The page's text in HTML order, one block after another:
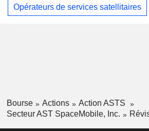
Opérateurs de services satellitaires
Bourse Actions
Action ASTS
Secteur AST SpaceMobile, Inc.